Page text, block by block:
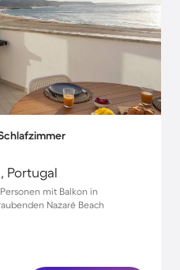
Portugal
mit Balkon in
Nazaré Beach